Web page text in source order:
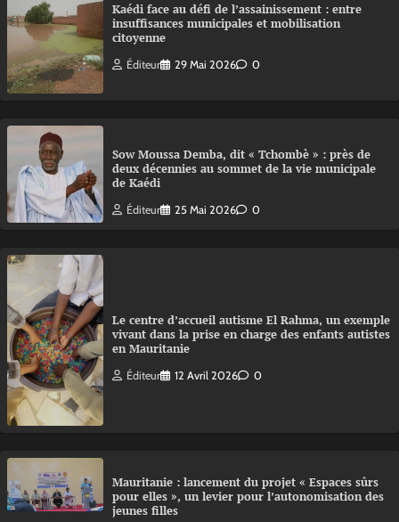
Kaédi face au défi de l’assainissement : entre
insuffisances municipales et mobilisation
citoyenne
Éditeur 29 Mai 2026 0
Sow Moussa Demba, dit « Tchombè » : près de
deux décennies au sommet de la vie municipale
de Kaédi
Éditeur 25 Mai 2026 0
Le centre d’accueil autisme El Rahma, un exemple
vivant dans la prise en charge des enfants autistes
en Mauritanie
Éditeur 12 Avril 2026 0
Mauritanie : lancement du projet « Espaces sûrs
pour elles », un levier pour l’autonomisation des
jeunes filles